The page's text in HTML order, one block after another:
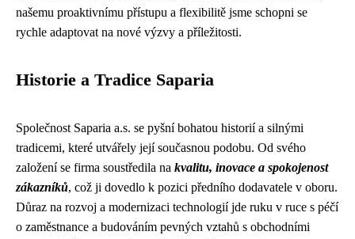
našemu proaktivnímu přístupu a flexibilitě jsme schopni se
rychle adaptovat na nové výzvy a příležitosti.
Historie a Tradice Saparia
Společnost Saparia a.s. se pyšní bohatou historií a silnými
tradicemi, které utvářely její současnou podobu. Od svého
založení se firma soustředila na kvalitu, inovace a spokojenost
zákazníků, což ji dovedlo k pozici předního dodavatele v oboru.
Důraz na rozvoj a modernizaci technologií jde ruku v ruce s péčí
o zaměstnance a budováním pevných vztahů s obchodními